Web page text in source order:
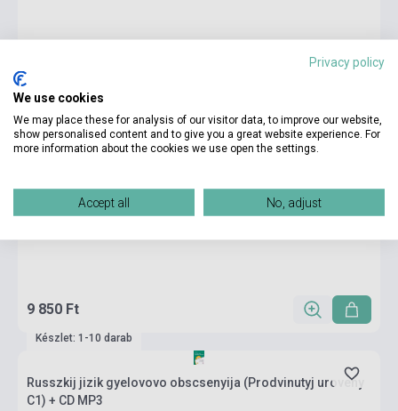
9 850 Ft
Készlet: 1-10 darab
Russzkij jizik gyelovovo obscsenyija (Prodvinutyj uroveny
C1) + CD MP3
Privacy policy
We use cookies
We may place these for analysis of our visitor data, to improve our website,
show personalised content and to give you a great website experience. For
more information about the cookies we use open the settings.
Accept all No, adjust